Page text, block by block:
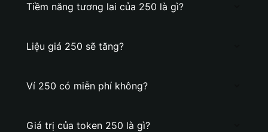
Tiềm năng tương lai của 250 là gì?
Liệu giá 250 sẽ tăng?
Ví 250 có miễn phí không?
Giá trị của token 250 là gì?